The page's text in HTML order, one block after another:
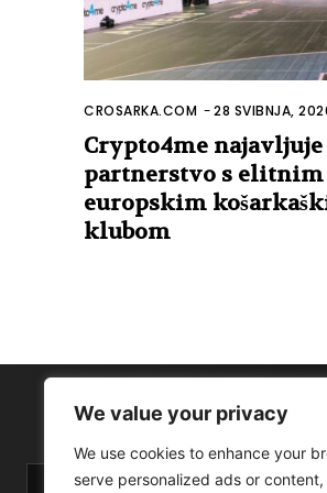
We value your privacy
We use cookies to enhance your
serve personalized ads or
CROSARKA.COM -28 SVIBNJA,
Crypto4me najavljuje
partnerstvo s elitnim
europskim
klubom